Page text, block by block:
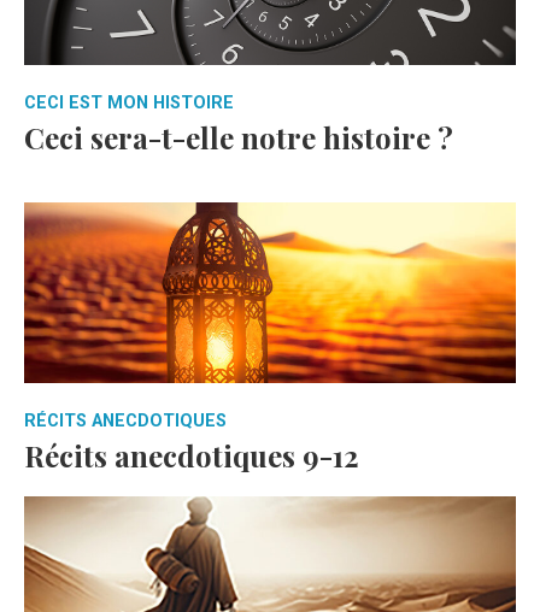
CECI EST MON HISTOIRE
Ceci sera-t-elle notre histoire ?
RÉCITS ANECDOTIQUES
Récits anecdotiques 9-12